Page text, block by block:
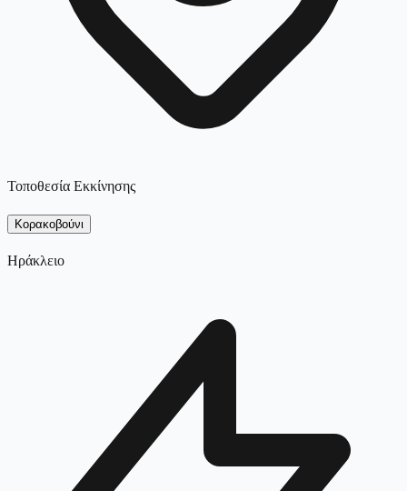
Τοποθεσία Εκκίνησης
Κορακοβούνι
Ηράκλειο